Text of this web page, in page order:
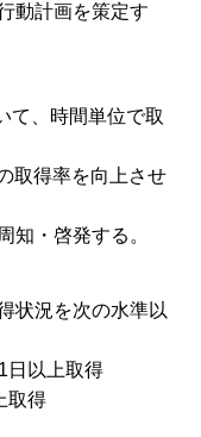
動計画を策定す
て、時間単位で取
取得率を向上させ
知・啓発する。
状況を次の水準以
日以上取得
取得